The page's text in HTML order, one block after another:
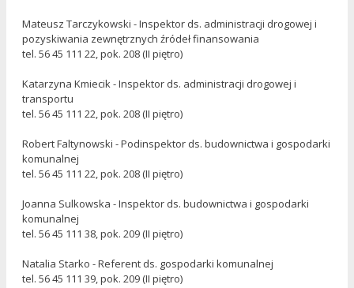
Mateusz Tarczykowski - Inspektor ds. administracji drogowej i
pozyskiwania zewnętrznych źródeł finansowania
tel. 56 45 111 22, pok. 208 (II piętro)
Katarzyna Kmiecik - Inspektor ds. administracji drogowej i
transportu
tel. 56 45 111 22, pok. 208 (II piętro)
Robert Faltynowski - Podinspektor ds. budownictwa i gospodarki
komunalnej
tel. 56 45 111 22, pok. 208 (II piętro)
Joanna Sulkowska - Inspektor ds. budownictwa i gospodarki
komunalnej
tel. 56 45 111 38, pok. 209 (II piętro)
Natalia Starko - Referent ds. gospodarki komunalnej
tel. 56 45 111 39, pok. 209 (II piętro)